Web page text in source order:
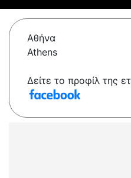
Αθήνα
Athens
Δείτε το προφίλ της